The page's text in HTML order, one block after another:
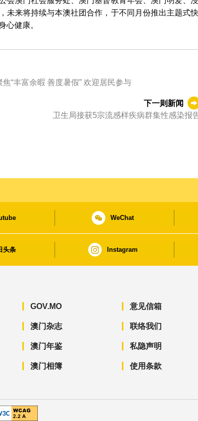
未来将持续与本澳社团合作，于不同月份推出主题式
心健康。
第六场“社文茶座‧社文范畴齐齐倾”6月29日举行 聚焦“丰富余暇 善度暑假” 欢迎居民参与
下一则新闻
卫生局接获5宗流感样疾病群集性感染报
WeChat
头条 Instagram
GOV.MO
澳门杂志
澳门年鉴
澳门相簿
意见信箱
联络我们
私隐声明
使用条款